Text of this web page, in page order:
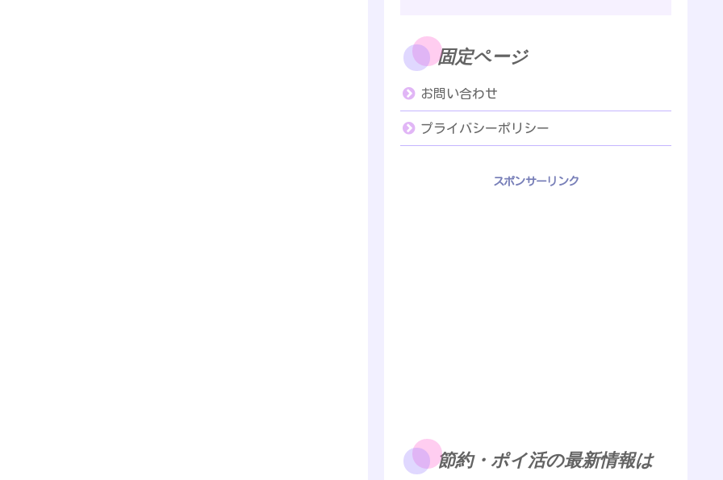
固定ページ
お問い合わせ
プライバシーポリシー
スポンサーリンク
節約・ポイ活の最新情報は